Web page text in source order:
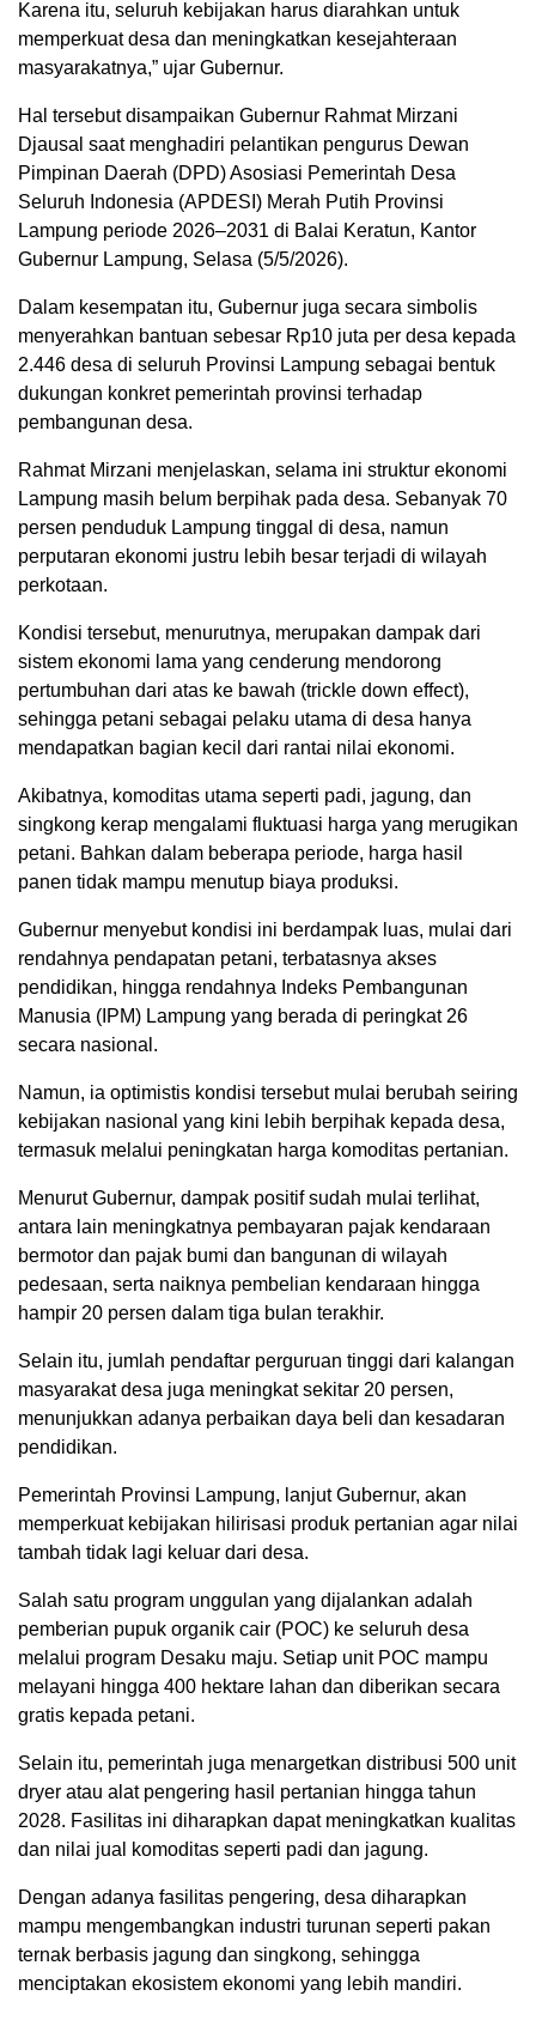
Karena itu, seluruh kebijakan harus diarahkan untuk
memperkuat desa dan meningkatkan kesejahteraan
masyarakatnya,” ujar Gubernur.
Hal tersebut disampaikan Gubernur Rahmat Mirzani
Djausal saat menghadiri pelantikan pengurus Dewan
Pimpinan Daerah (DPD) Asosiasi Pemerintah Desa
Seluruh Indonesia (APDESI) Merah Putih Provinsi
Lampung periode 2026–2031 di Balai Keratun, Kantor
Gubernur Lampung, Selasa (5/5/2026).
Dalam kesempatan itu, Gubernur juga secara simbolis
menyerahkan bantuan sebesar Rp10 juta per desa kepada
2.446 desa di seluruh Provinsi Lampung sebagai bentuk
dukungan konkret pemerintah provinsi terhadap
pembangunan desa.
Rahmat Mirzani menjelaskan, selama ini struktur ekonomi
Lampung masih belum berpihak pada desa. Sebanyak 70
persen penduduk Lampung tinggal di desa, namun
perputaran ekonomi justru lebih besar terjadi di wilayah
perkotaan.
Kondisi tersebut, menurutnya, merupakan dampak dari
sistem ekonomi lama yang cenderung mendorong
pertumbuhan dari atas ke bawah (trickle down effect),
sehingga petani sebagai pelaku utama di desa hanya
mendapatkan bagian kecil dari rantai nilai ekonomi.
Akibatnya, komoditas utama seperti padi, jagung, dan
singkong kerap mengalami fluktuasi harga yang merugikan
petani. Bahkan dalam beberapa periode, harga hasil
panen tidak mampu menutup biaya produksi.
Gubernur menyebut kondisi ini berdampak luas, mulai dari
rendahnya pendapatan petani, terbatasnya akses
pendidikan, hingga rendahnya Indeks Pembangunan
Manusia (IPM) Lampung yang berada di peringkat 26
secara nasional.
Namun, ia optimistis kondisi tersebut mulai berubah seiring
kebijakan nasional yang kini lebih berpihak kepada desa,
termasuk melalui peningkatan harga komoditas pertanian.
Menurut Gubernur, dampak positif sudah mulai terlihat,
antara lain meningkatnya pembayaran pajak kendaraan
bermotor dan pajak bumi dan bangunan di wilayah
pedesaan, serta naiknya pembelian kendaraan hingga
hampir 20 persen dalam tiga bulan terakhir.
Selain itu, jumlah pendaftar perguruan tinggi dari kalangan
masyarakat desa juga meningkat sekitar 20 persen,
menunjukkan adanya perbaikan daya beli dan kesadaran
pendidikan.
Pemerintah Provinsi Lampung, lanjut Gubernur, akan
memperkuat kebijakan hilirisasi produk pertanian agar nilai
tambah tidak lagi keluar dari desa.
Salah satu program unggulan yang dijalankan adalah
pemberian pupuk organik cair (POC) ke seluruh desa
melalui program Desaku maju. Setiap unit POC mampu
melayani hingga 400 hektare lahan dan diberikan secara
gratis kepada petani.
Selain itu, pemerintah juga menargetkan distribusi 500 unit
dryer atau alat pengering hasil pertanian hingga tahun
2028. Fasilitas ini diharapkan dapat meningkatkan kualitas
dan nilai jual komoditas seperti padi dan jagung.
Dengan adanya fasilitas pengering, desa diharapkan
mampu mengembangkan industri turunan seperti pakan
ternak berbasis jagung dan singkong, sehingga
menciptakan ekosistem ekonomi yang lebih mandiri.